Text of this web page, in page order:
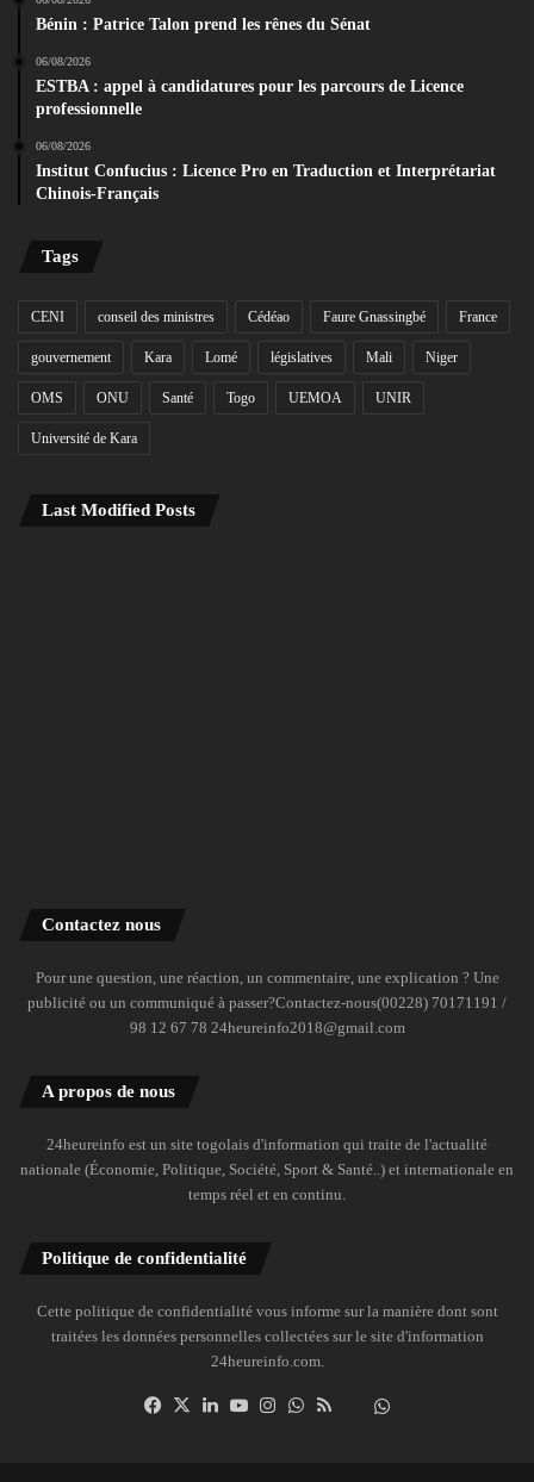
Bénin : Patrice Talon prend les rênes du Sénat
06/08/2026
ESTBA : appel à candidatures pour les parcours de Licence
professionnelle
06/08/2026
Institut Confucius : Licence Pro en Traduction et Interprétariat
Chinois-Français
Tags
CENI conseil des ministres Cédéao Faure Gnassingbé France
gouvernement Kara Lomé législatives Mali Niger
OMS ONU Santé Togo UEMOA UNIR
Université de Kara
Last Modified Posts
Contactez nous
Pour une question, une réaction, un commentaire, une explication ? Une
publicité ou un communiqué à passer?Contactez-nous(00228) 70171191 /
98 12 67 78 24heureinfo2018@gmail.com
A propos de nous
24heureinfo est un site togolais d'information qui traite de l'actualité
nationale (Économie, Politique, Société, Sport & Santé..) et internationale en
temps réel et en continu.
Politique de confidentialité
Cette politique de confidentialité vous informe sur la manière dont sont
traitées les données personnelles collectées sur le site d'information
24heureinfo.com.
Facebook
X LinkedinYouTubeInstagramWhatsAppDailymotion